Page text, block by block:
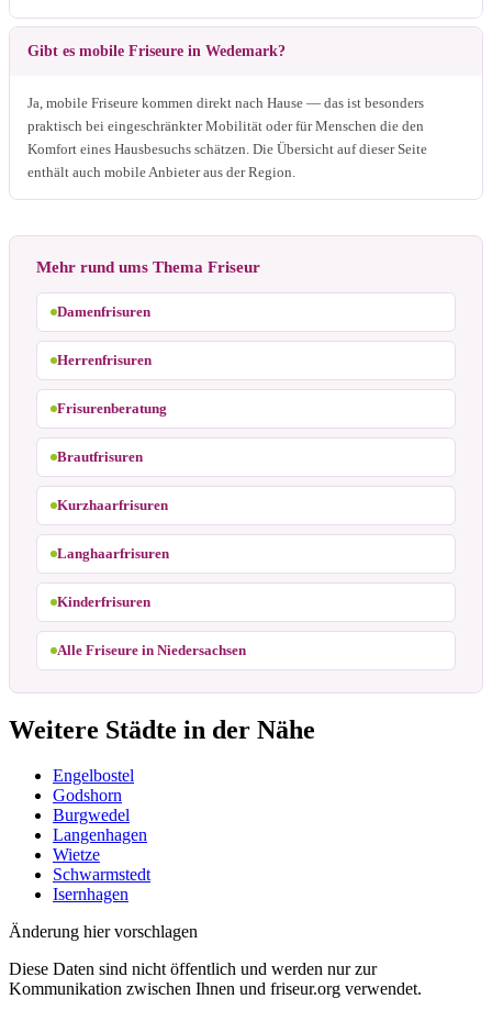
Gibt es mobile Friseure in Wedemark?
Ja, mobile Friseure kommen direkt nach Hause — das ist besonders
praktisch bei eingeschränkter Mobilität oder für Menschen die den
Komfort eines Hausbesuchs schätzen. Die Übersicht auf dieser Seite
enthält auch mobile Anbieter aus der Region.
Mehr rund ums Thema Friseur
Damenfrisuren
Herrenfrisuren
Frisurenberatung
Brautfrisuren
Kurzhaarfrisuren
Langhaarfrisuren
Kinderfrisuren
Alle Friseure in Niedersachsen
Weitere Städte in der Nähe
Engelbostel
Godshorn
Burgwedel
Langenhagen
Wietze
Schwarmstedt
Isernhagen
Änderung hier vorschlagen
Diese Daten sind nicht öffentlich und werden nur zur
Kommunikation zwischen Ihnen und friseur.org verwendet.